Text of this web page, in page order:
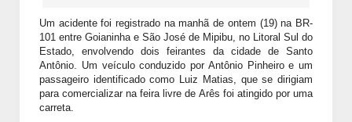
Um acidente foi registrado na manhã de ontem (19) na BR-
101 entre Goianinha e São José de Mipibu, no Litoral Sul do
Estado, envolvendo dois feirantes da cidade de Santo
Antônio. Um veículo conduzido por Antônio Pinheiro e um
passageiro identificado como Luiz Matias, que se dirigiam
para comercializar na feira livre de Arês foi atingido por uma
carreta.